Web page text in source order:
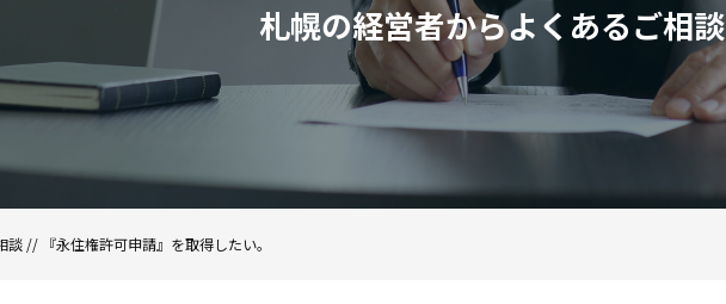
札幌の経営者からよくあるご相談
談 // 『永住権許可申請』を取得したい。